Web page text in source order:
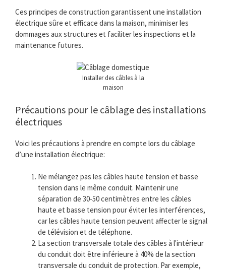
Ces principes de construction garantissent une installation
électrique sûre et efficace dans la maison, minimiser les
dommages aux structures et faciliter les inspections et la
maintenance futures.
Installer des câbles à la
maison
Précautions pour le câblage des installations
électriques
Voici les précautions à prendre en compte lors du câblage
d’une installation électrique:
Ne mélangez pas les câbles haute tension et basse
tension dans le même conduit. Maintenir une
séparation de 30-50 centimètres entre les câbles
haute et basse tension pour éviter les interférences,
car les câbles haute tension peuvent affecter le signal
de télévision et de téléphone.
La section transversale totale des câbles à l'intérieur
du conduit doit être inférieure à 40% de la section
transversale du conduit de protection. Par exemple,